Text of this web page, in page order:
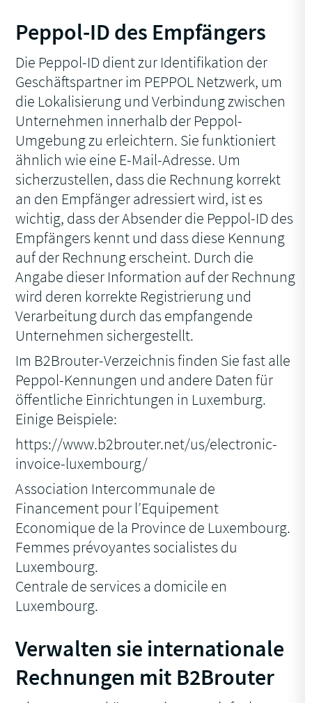
Peppol-ID des Empfängers
Die Peppol-ID dient zur Identifikation der
Geschäftspartner im PEPPOL Netzwerk, um
die Lokalisierung und Verbindung zwischen
Unternehmen innerhalb der Peppol-
Umgebung zu erleichtern. Sie funktioniert
ähnlich wie eine E-Mail-Adresse. Um
sicherzustellen, dass die Rechnung korrekt
an den Empfänger adressiert wird, ist es
wichtig, dass der Absender die Peppol-ID des
Empfängers kennt und dass diese Kennung
auf der Rechnung erscheint. Durch die
Angabe dieser Information auf der Rechnung
wird deren korrekte Registrierung und
Verarbeitung durch das empfangende
Unternehmen sichergestellt.
Im B2Brouter-Verzeichnis finden Sie fast alle
Peppol-Kennungen und andere Daten für
öffentliche Einrichtungen in Luxemburg.
Einige Beispiele:
https://www.b2brouter.net/us/electronic-
invoice-luxembourg/
Association Intercommunale de
Financement pour l’Equipement
Economique de la Province de Luxembourg.
Femmes prévoyantes socialistes du
Luxembourg.
Centrale de services a domicile en
Luxembourg.
Verwalten sie internationale
Rechnungen mit B2Brouter